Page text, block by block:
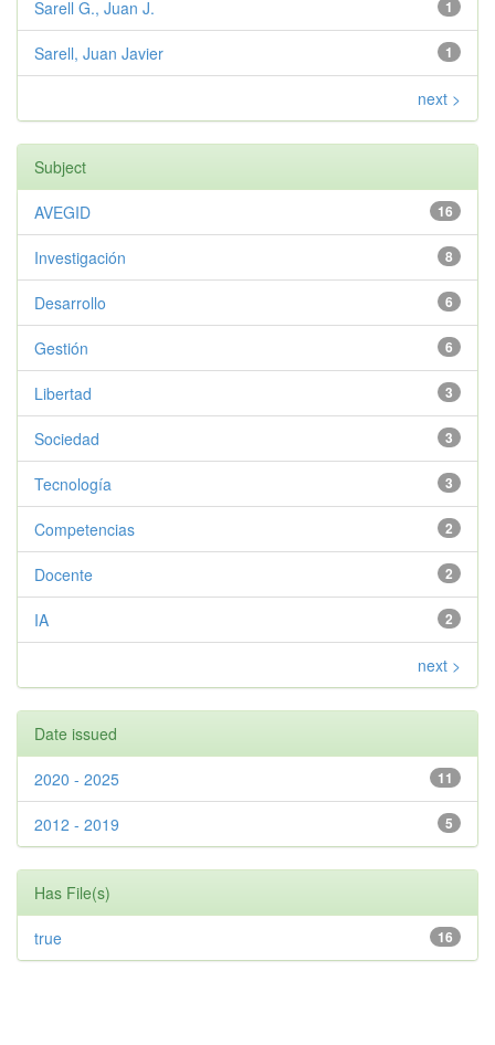
1
Sarell G., Juan J.
1
Sarell, Juan Javier
next >
Subject
16
AVEGID
8
Investigación
6
Desarrollo
6
Gestión
3
Libertad
3
Sociedad
3
Tecnología
2
Competencias
2
Docente
2
IA
next >
Date issued
11
2020 - 2025
5
2012 - 2019
Has File(s)
16
true